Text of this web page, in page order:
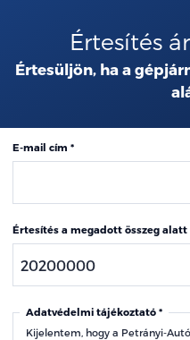
Értesítés
Értesüljön, ha a
E-mail cím
Értesítés a megadott összeg alatt
Adatvédelmi tájékoztató
Kijelentem, hogy a Petrányi-